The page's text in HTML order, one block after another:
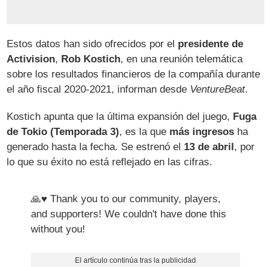
Estos datos han sido ofrecidos por el presidente de
Activision, Rob Kostich, en una reunión telemática
sobre los resultados financieros de la compañía durante
el año fiscal 2020-2021, informan desde VentureBeat.
Kostich apunta que la última expansión del juego, Fuga
de Tokio (Temporada 3), es la que más ingresos ha
generado hasta la fecha. Se estrenó el 13 de abril, por
lo que su éxito no está reflejado en las cifras.
🙏♥ Thank you to our community, players,
and supporters! We couldn't have done this
without you!